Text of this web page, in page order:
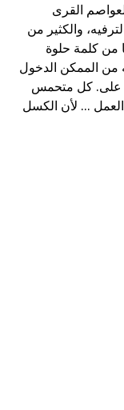
القرى
والكثير من
من كلمة حلوة
من الممكن الدخول
على. كل متحمس
... لأن الكسل